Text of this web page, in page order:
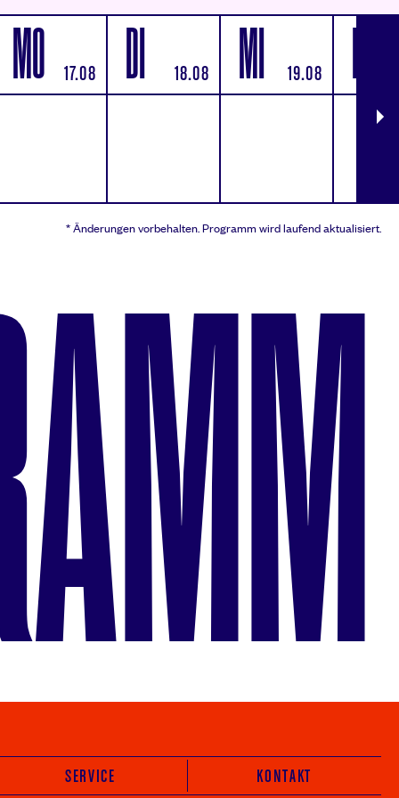
MO 17.08 DI 18.08 MI 19.08
* Änderungen vorbehalten.Programm wird laufend aktualisiert.
SERVICE KONTAKT